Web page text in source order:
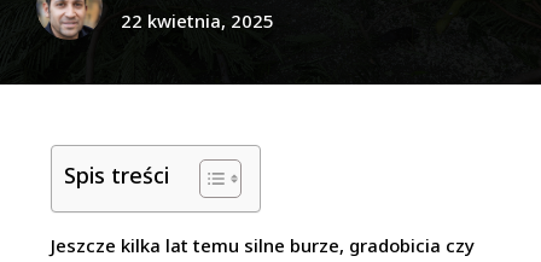
22 kwietnia, 2025
Spis treści
Jeszcze kilka lat temu silne burze, gradobicia czy